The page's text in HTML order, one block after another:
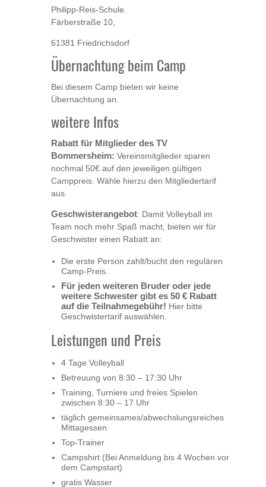
Philipp-Reis-Schule.
Färberstraße 10,
61381 Friedrichsdorf
Übernachtung beim Camp
Bei diesem Camp bieten wir keine
Übernachtung an.
weitere Infos
Rabatt für Mitglieder des TV
Bommersheim: Vereinsmitglieder sparen
nochmal 50€ auf den jeweiligen gültigen
Camppreis. Wähle hierzu den Mitgliedertarif
aus.
Geschwisterangebot: Damit Volleyball im
Team noch mehr Spaß macht, bieten wir für
Geschwister einen Rabatt an:
Die erste Person zahlt/bucht den regulären
Camp-Preis.
Für jeden weiteren Bruder oder jede
weitere Schwester gibt es 50 € Rabatt
auf die Teilnahmegebühr! Hier bitte
Geschwistertarif auswählen.
Leistungen und Preis
4 Tage Volleyball
Betreuung von 8:30 – 17:30 Uhr
Training, Turniere und freies Spielen
zwischen 8:30 – 17 Uhr
täglich gemeinsames/abwechslungsreiches
Mittagessen
Top-Trainer
Campshirt (Bei Anmeldung bis 4 Wochen vor
dem Campstart)
gratis Wasser